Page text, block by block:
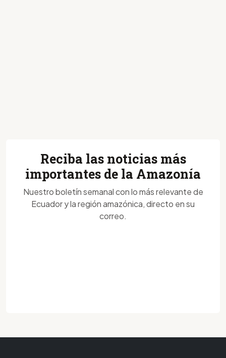
Reciba las noticias más
importantes de la Amazonía
Nuestro boletín semanal con lo más relevante de
Ecuador y la región amazónica, directo en su
correo.